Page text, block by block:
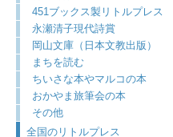
451ブックス製リトルプレス
永瀬清子現代詩賞
岡山文庫（日本文教出版）
まちを読む
ちいさな本やマルコの本
おかやま旅筆会の本
その他
全国のリトルプレス